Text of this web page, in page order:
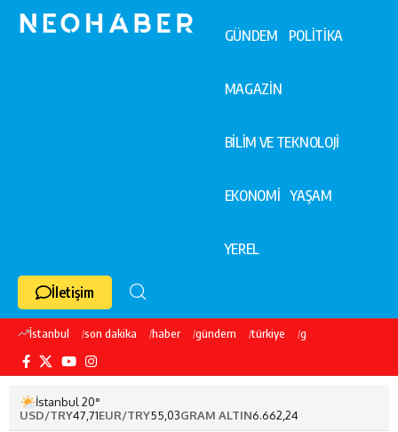
GÜNDEM POLİTİKA
MAGAZİN
BİLİM VE TEKNOLOJİ
EKONOMİ YAŞAM
YEREL
İletişim
İstanbul son dakika haber gündem türkiye galatasaray
İstanbul 20°
USD/TRY47,71EUR/TRY55,03GRAM ALTIN6.662,24